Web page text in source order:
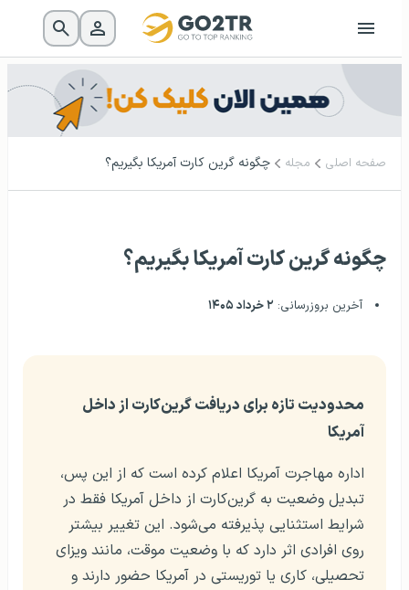
صفحه اصلی مجله چگونه گرین کارت آمریکا بگیریم؟
چگونه گرین کارت آمریکا بگیریم؟
آخرین بروزرسانی: ۲ خرداد ۱۴۰۵
محدودیت تازه برای دریافت گرین‌کارت از داخل
آمریکا
اداره مهاجرت آمریکا اعلام کرده است که از این پس،
تبدیل وضعیت به گرین‌کارت از داخل آمریکا فقط در
شرایط استثنایی پذیرفته می‌شود. این تغییر بیشتر
روی افرادی اثر دارد که با وضعیت موقت، مانند ویزای
تحصیلی، کاری یا توریستی در آمریکا حضور دارند و